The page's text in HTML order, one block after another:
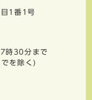
1番1号
時30分まで
を除く)